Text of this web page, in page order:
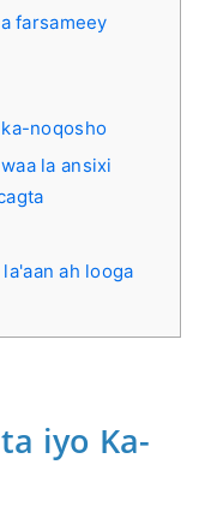
farsameey
noqosho
la ansixi
ah looga
iyo Ka-